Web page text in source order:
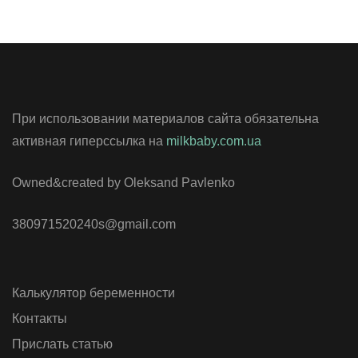
При использовании материалов сайта обязательна
активная гиперссылка на milkbaby.com.ua
Owned&created by Oleksand Pavlenko
380971520240s@gmail.com
Калькулятор беременности
Контакты
Прислать статью